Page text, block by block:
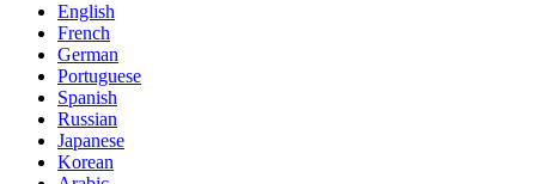
English
French
German
Portuguese
Spanish
Russian
Japanese
Korean